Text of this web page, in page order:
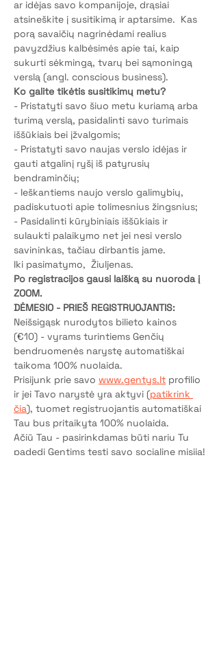
ar idėjas savo kompanijoje, drąsiai
atsineškite į susitikimą ir aptarsime.  Kas
porą savaičių nagrinėdami realius
pavyzdžius kalbėsimės apie tai, kaip
sukurti sėkmingą, tvarų bei sąmoningą
verslą (angl. conscious business).
Ko galite tikėtis susitikimų metu?
- Pristatyti savo šiuo metu kuriamą arba
turimą verslą, pasidalinti savo turimais
iššūkiais bei įžvalgomis;
- Pristatyti savo naujas verslo idėjas ir
gauti atgalinį ryšį iš patyrusių
bendraminčių;
- Ieškantiems naujo verslo galimybių,
padiskutuoti apie tolimesnius žingsnius;
- Pasidalinti kūrybiniais iššūkiais ir
sulaukti palaikymo net jei nesi verslo
savininkas, tačiau dirbantis jame.
Iki pasimatymo,  Žiuljenas.
Po registracijos gausi laišką su nuoroda į
ZOOM.
DĖMESIO - PRIEŠ REGISTRUOJANTIS:
Neišsigąsk nurodytos bilieto kainos
(€10) - vyrams turintiems Genčių
bendruomenės narystę automatiškai
taikoma 100% nuolaida.
Prisijunk prie savo www.gentys.lt profilio
ir jei Tavo narystė yra aktyvi (patikrink
čia), tuomet registruojantis automatiškai
Tau bus pritaikyta 100% nuolaida.
Ačiū Tau - pasirinkdamas būti nariu Tu
padedi Gentims tęsti savo socialinę misiją!